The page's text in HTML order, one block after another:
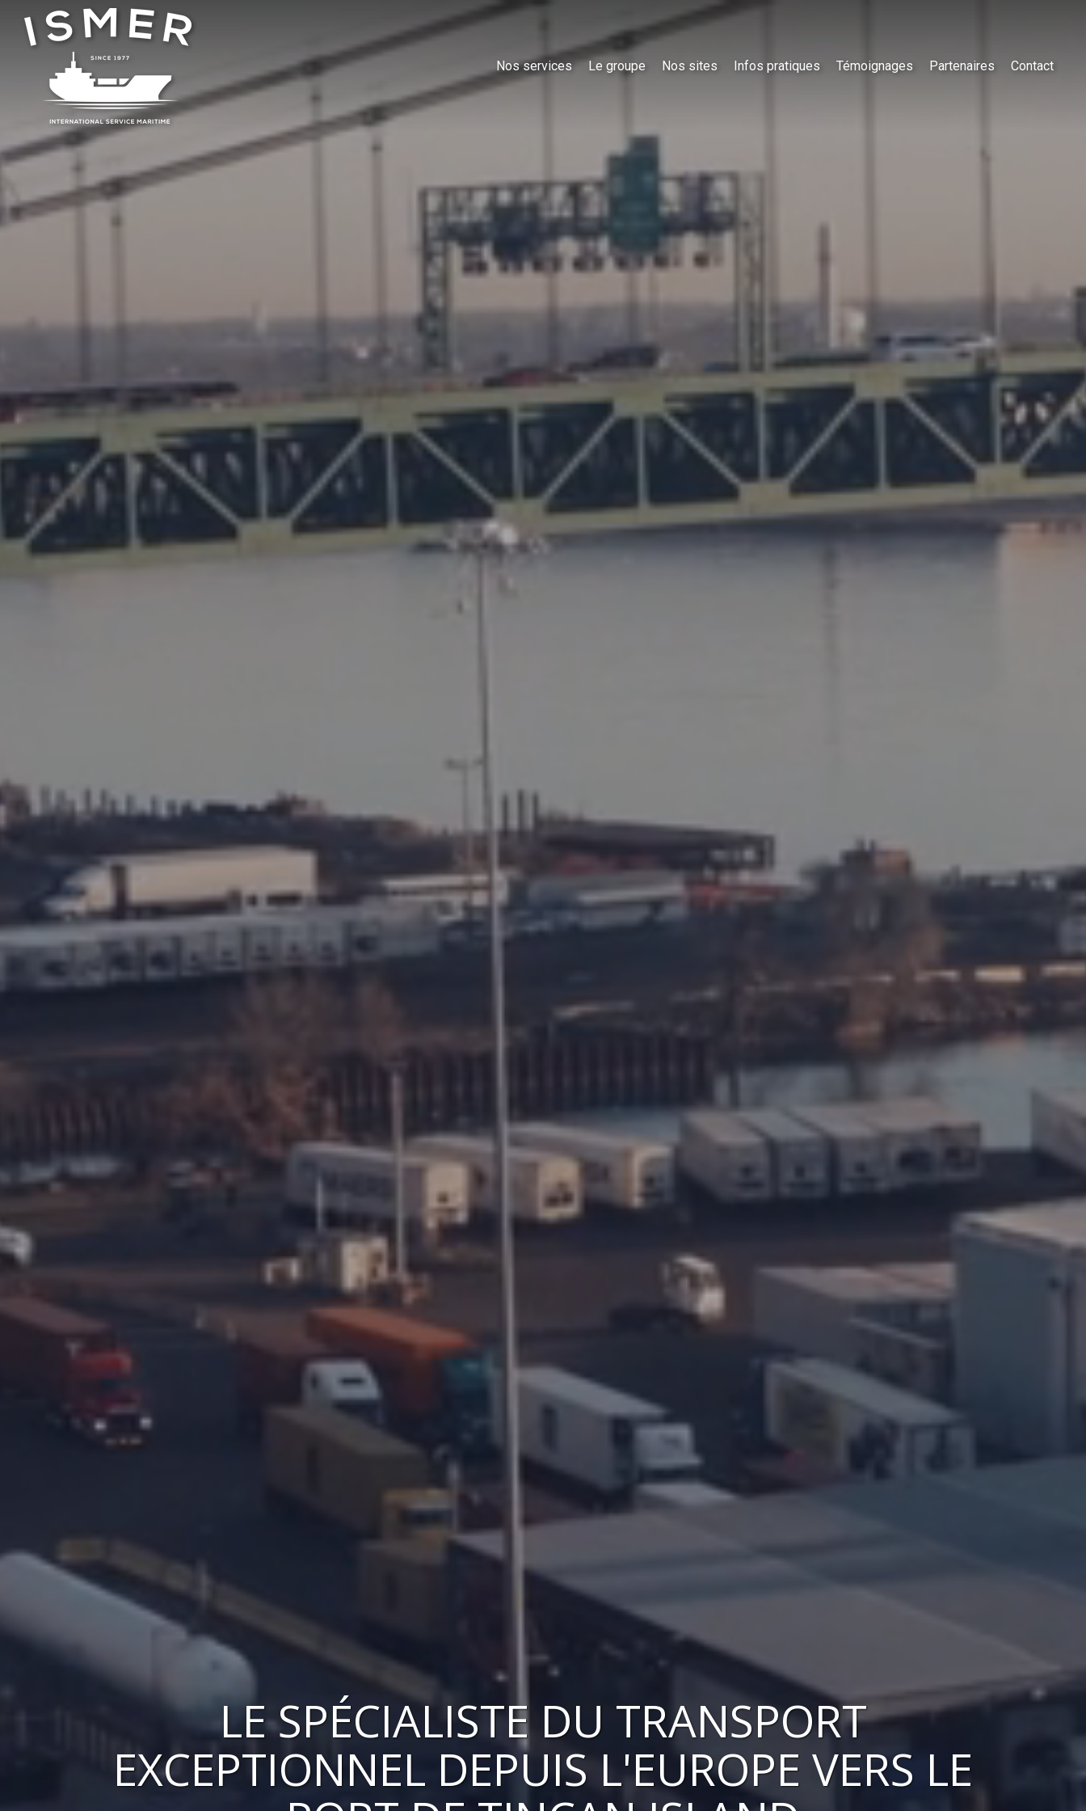
Nos services Le groupe Nos sites Infos pratiques Témoignages Partenaires Contact
LESPÉCIALISTE DU TRANSPORT
EXCEPTIONNEL DEPUIS L'EUROPE VERS LE